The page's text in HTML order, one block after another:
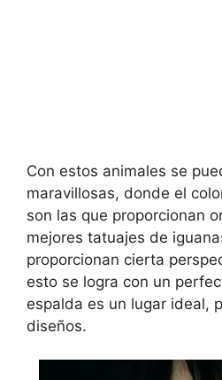
Con estos animales se
maravillosas, donde el
son las que proporcionan
mejores tatuajes de
proporcionan cierta
esto se logra con un
espalda es un lugar ideal,
diseños.